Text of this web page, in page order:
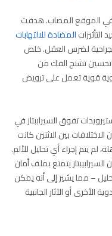
في الموقع المصاب. هدفت
المضادة للالتهابات
الجراحية لضرس العقل. خلص
تحسين تشنج الفك من
قوية تعمل على ترويض
تفوق السيراببتاز في
الاختلافات بين الاثنين كانت
يتم إجراء أي تحليل للألم.
يتمتع بملف أمان
– مما يشير إلى أنه يمكن
أو الآثار الجانبية